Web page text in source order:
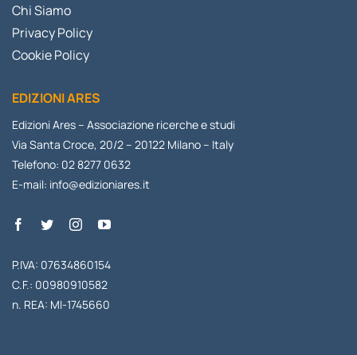
Chi Siamo
Privacy Policy
Cookie Policy
EDIZIONI ARES
Edizioni Ares – Associazione ricerche e studi
Via Santa Croce, 20/2 – 20122 Milano – Italy
Telefono: 02 8277 0632
E-mail: info@edizioniares.it
P.IVA: 07634860154
C.F.: 00980910582
n. REA: MI-1745660